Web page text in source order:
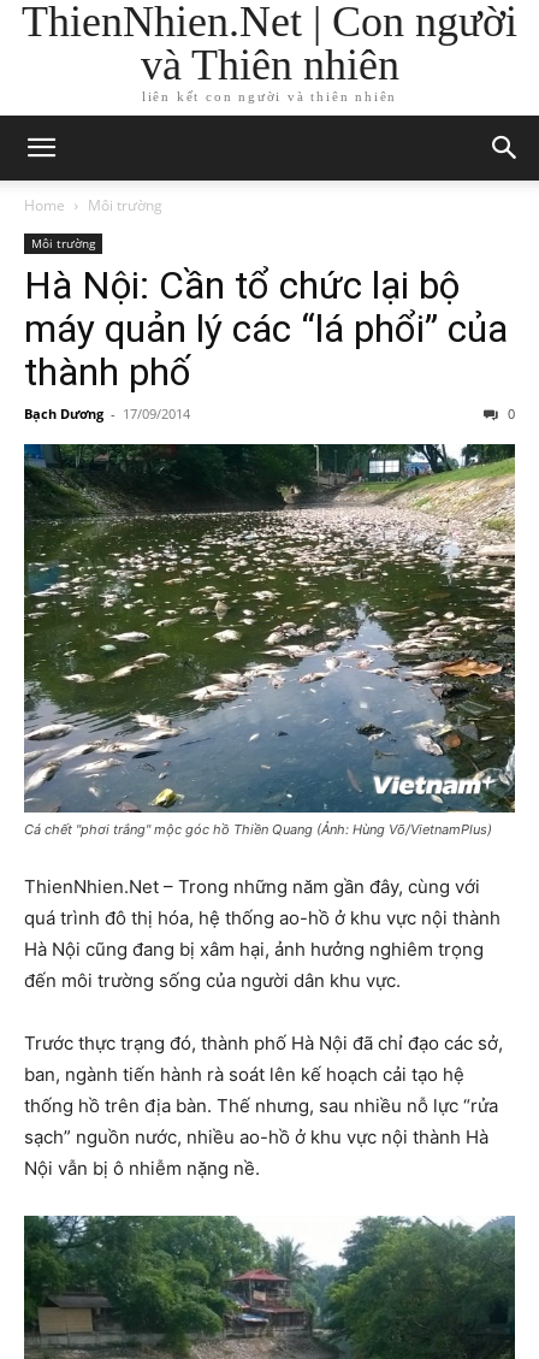
ThienNhien.Net | Con người
và Thiên nhiên
liên kết con người và thiên nhiên
Home Môi trường
Môi trường
Hà Nội: Cần tổ chức lại bộ
máy quản lý các “lá phổi” của
thành phố
Bạch Dương - 17/09/2014 0
Cá chết "phơi trắng" mộc góc hồ Thiền Quang (Ảnh: Hùng Võ/VietnamPlus)
ThienNhien.Net – Trong những năm gần đây, cùng với
quá trình đô thị hóa, hệ thống ao-hồ ở khu vực nội thành
Hà Nội cũng đang bị xâm hại, ảnh hưởng nghiêm trọng
đến môi trường sống của người dân khu vực.
Trước thực trạng đó, thành phố Hà Nội đã chỉ đạo các sở,
ban, ngành tiến hành rà soát lên kế hoạch cải tạo hệ
thống hồ trên địa bàn. Thế nhưng, sau nhiều nỗ lực “rửa
sạch” nguồn nước, nhiều ao-hồ ở khu vực nội thành Hà
Nội vẫn bị ô nhiễm nặng nề.